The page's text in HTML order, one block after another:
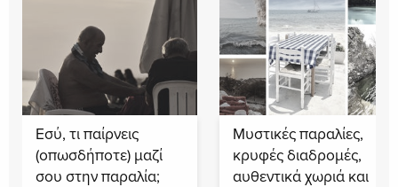
Εσύ, τι παίρνεις
(οπωσδήποτε) μαζί
σου στην παραλία;
Μυστικές παραλίες,
κρυφές διαδρομές,
αυθεντικά χωριά και